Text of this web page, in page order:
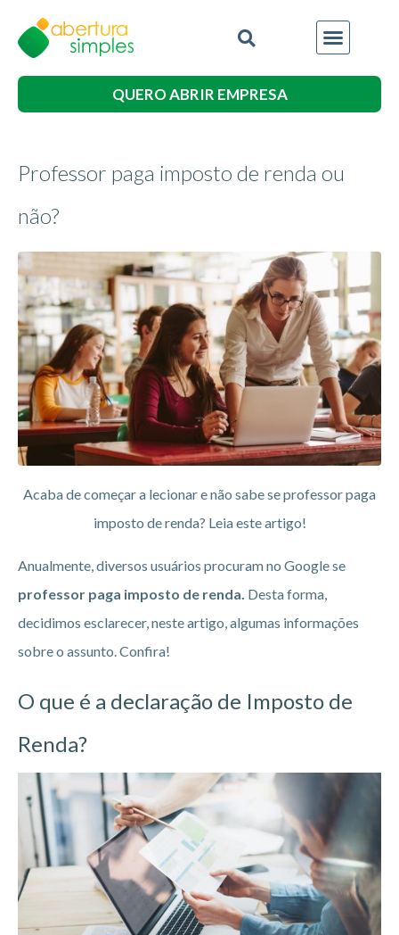
QUERO ABRIR EMPRESA
Professor paga imposto de renda ou
não?
Acaba de começar a lecionar e não sabe se professor paga
imposto de renda? Leia este artigo!
Anualmente, diversos usuários procuram no Google se
professor paga imposto de renda. Desta forma,
decidimos esclarecer, neste artigo, algumas informações
sobre o assunto. Confira!
O que é a declaração de Imposto de
Renda?